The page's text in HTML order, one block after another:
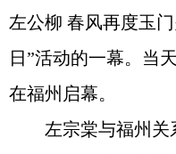
左公柳 春风再度玉
日”活动的一幕。当
在福州启幕。
左宗棠与福州关